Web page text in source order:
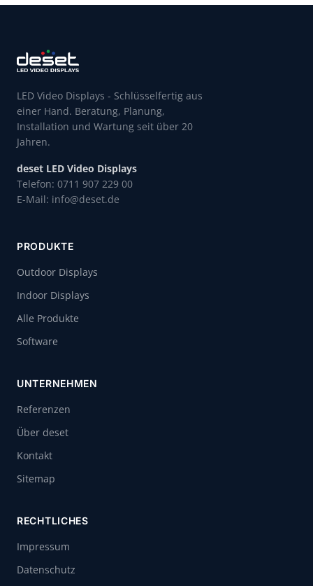
LED Video Displays - Schlüsselfertig aus
einer Hand. Beratung, Planung,
Installation und Wartung seit über 20
Jahren.
deset LED Video Displays
Telefon: 0711 907 229 00
E-Mail: info@deset.de
PRODUKTE
Outdoor Displays
Indoor Displays
Alle Produkte
Software
UNTERNEHMEN
Referenzen
Über deset
Kontakt
Sitemap
RECHTLICHES
Impressum
Datenschutz